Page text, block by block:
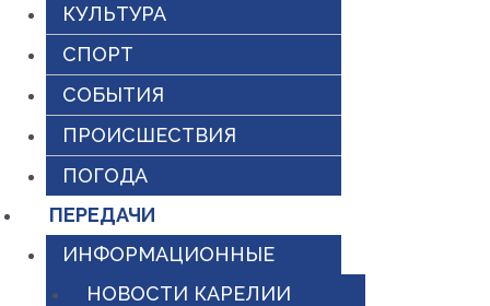
КУЛЬТУРА
СПОРТ
СОБЫТИЯ
ПРОИСШЕСТВИЯ
ПОГОДА
ПЕРЕДАЧИ
ИНФОРМАЦИОННЫЕ
НОВОСТИ КАРЕЛИИ